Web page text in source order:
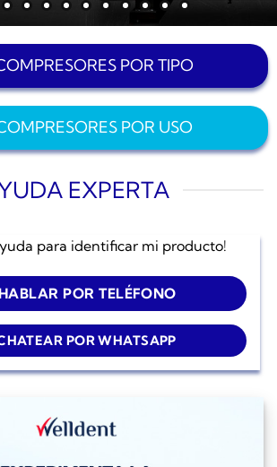
POR TIPO
POR USO
EXPERTA
para identificar mi producto!
HABLAR POR TELÉFONO
POR WHATSAPP